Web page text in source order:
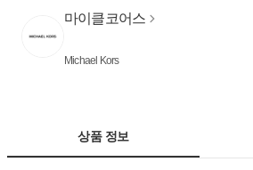
마이클코어스
Michael Kors
상품 정보